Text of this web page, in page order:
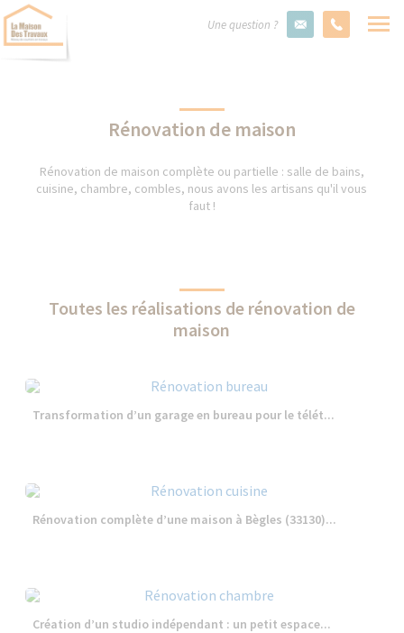
Une question ?
Rénovation de maison
Rénovation de maison complète ou partielle : salle de bains,
cuisine, chambre, combles, nous avons les artisans qu'il vous
faut !
Toutes les réalisations de rénovation de
maison
Transformation d’un garage en bureau pour le télét...
Rénovation complète d’une maison à Bègles (33130)...
Création d’un studio indépendant : un petit espace...